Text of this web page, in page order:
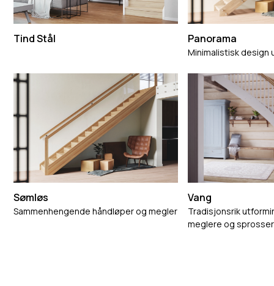
Tind Stål Panorama
Minimalistisk design
Sømløs
Sammenhengende håndløper og megler
Vang
Tradisjonsrik
meglere og sprosser